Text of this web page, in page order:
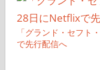
「グランド・セフト
で先行配信へ